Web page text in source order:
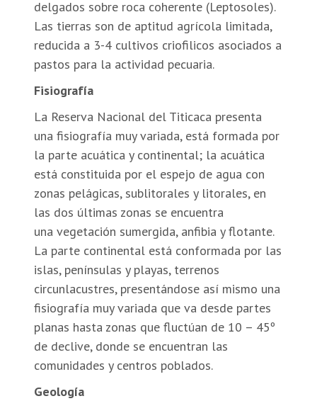
delgados sobre roca coherente (Leptosoles).
Las tierras son de aptitud agrícola limitada,
reducida a 3-4 cultivos criofilicos asociados a
pastos para la actividad pecuaria.
Fisiografía
La Reserva Nacional del Titicaca presenta
una fisiografía muy variada, está formada por
la parte acuática y continental; la acuática
está constituida por el espejo de agua con
zonas pelágicas, sublitorales y litorales, en
las dos últimas zonas se encuentra
una vegetación sumergida, anfibia y flotante.
La parte continental está conformada por las
islas, penínsulas y playas, terrenos
circunlacustres, presentándose así mismo una
fisiografía muy variada que va desde partes
planas hasta zonas que fluctúan de 10 – 45º
de declive, donde se encuentran las
comunidades y centros poblados.
Geología